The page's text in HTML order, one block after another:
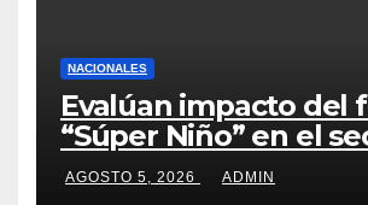
NACIONALES
Evalúan impacto del
“Súper Niño” en el
agrícola
AGOSTO 5, 2026 ADMIN